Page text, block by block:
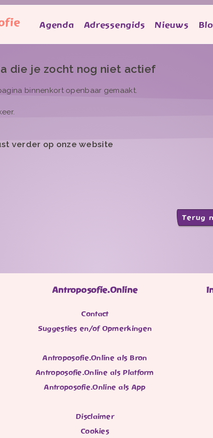
Agenda Adressengids Nieuws
die je zocht nog niet actief
binnenkort openbaar gemaakt.
verder op onze website
Terug
Antroposofie.Online
Contact
Suggesties en/of Opmerkingen
Antroposofie.Online als Bron
Antroposofie.Online als Platform
Antroposofie.Online als App
Disclaimer
Cookies